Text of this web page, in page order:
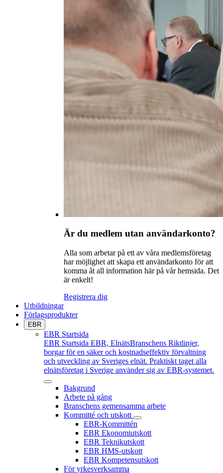
Är du medlem utan användarkonto?
Alla som arbetar på ett av våra medlemsföretag
har möjlighet att skapa ett användarkonto för att
komma åt all information här på vår hemsida. Det
är enkelt!
Registrera dig
Utbildningar
Förlagsprodukter
EBR
EBR Startsida
EBR Startsida EBR, ElnätsBranschens Riktlinjer,
borgar för en säker och kostnadseffektiv förvaltning
och utveckling av Sveriges elnät. Praktiskt taget alla
elnätsföretag i Sverige använder sig av EBR-systemet.
Bakgrund
Arbete på gång
Branschens gemensamma arbete
Kommitté och utskott
EBR-Kommittén
EBR Ekonomiutskott
EBR Teknikutskott
EBR HMS-utskott
EBR Kompetensutskott
För yrkesverksamma